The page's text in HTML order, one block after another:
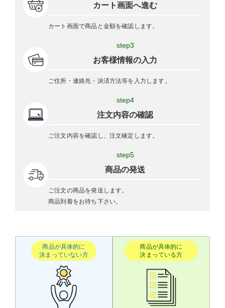
カート画面へ進む
カート画面で商品と金額を確認します。
step3
お客様情報の入力
ご住所・連絡先・決済方法等を入力します。
step4
注文内容の確認
ご注文内容を確認し、注文確定します。
step5
商品の発送
ご注文の商品を発送します。
商品到着をお待ち下さい。
商品が具体的に
決まっていない方
商品が具体的に
決まっている方